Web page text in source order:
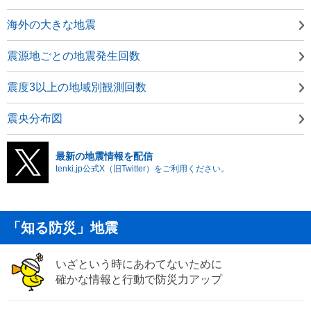
海外の大きな地震
震源地ごとの地震発生回数
震度3以上の地域別観測回数
震央分布図
最新の地震情報を配信
tenki.jp公式X（旧Twitter）をご利用ください。
「知る防災」地震
いざという時にあわてないために
確かな情報と行動で防災力アップ